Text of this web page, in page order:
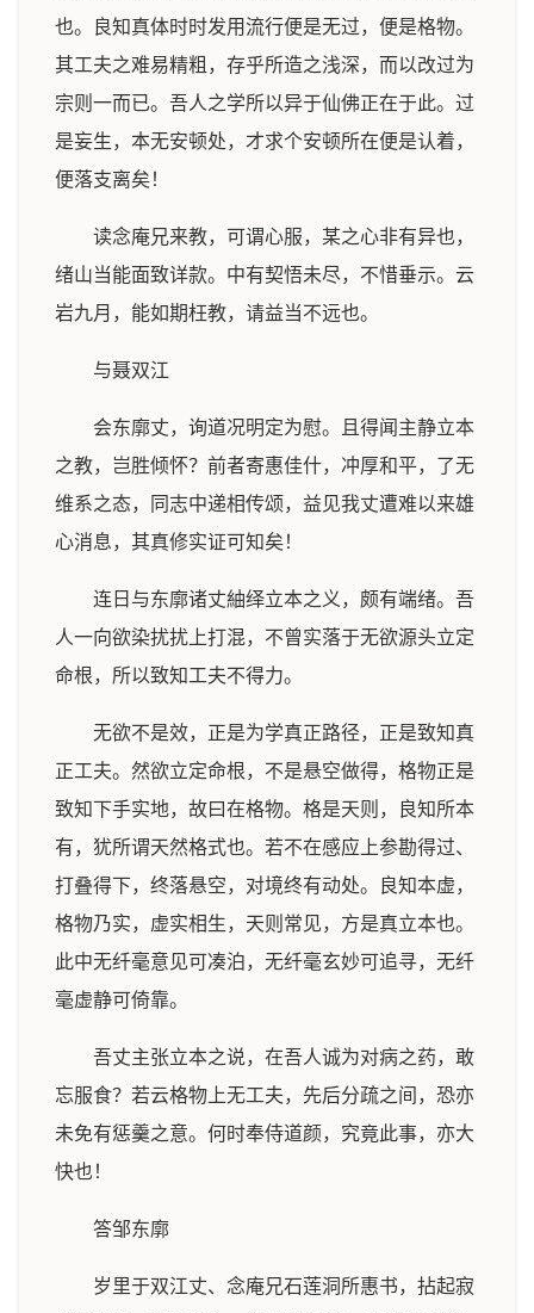
也。良知真体时时发用流行便是无过，便是格物。
其工夫之难易精粗，存乎所造之浅深，而以改过为
宗则一而已。吾人之学所以异于仙佛正在于此。过
是妄生，本无安顿处，才求个安顿所在便是认着，
便落支离矣！
读念庵兄来教，可谓心服，某之心非有异也，
绪山当能面致详款。中有契悟未尽，不惜垂示。云
岩九月，能如期枉教，请益当不远也。
与聂双江
会东廓丈，询道况明定为慰。且得闻主静立本
之教，岂胜倾怀？前者寄惠佳什，冲厚和平，了无
维系之态，同志中递相传颂，益见我丈遭难以来雄
心消息，其真修实证可知矣！
连日与东廓诸丈紬绎立本之义，颇有端绪。吾
人一向欲染扰扰上打混，不曾实落于无欲源头立定
命根，所以致知工夫不得力。
无欲不是效，正是为学真正路径，正是致知真
正工夫。然欲立定命根，不是悬空做得，格物正是
致知下手实地，故曰在格物。格是天则，良知所本
有，犹所谓天然格式也。若不在感应上参勘得过、
打叠得下，终落悬空，对境终有动处。良知本虚，
格物乃实，虚实相生，天则常见，方是真立本也。
此中无纤毫意见可凑泊，无纤毫玄妙可追寻，无纤
毫虚静可倚靠。
吾丈主张立本之说，在吾人诚为对病之药，敢
忘服食？若云格物上无工夫，先后分疏之间，恐亦
未免有惩羹之意。何时奉侍道颜，究竟此事，亦大
快也！
答邹东廓
岁里于双江丈、念庵兄石莲洞所惠书，拈起寂